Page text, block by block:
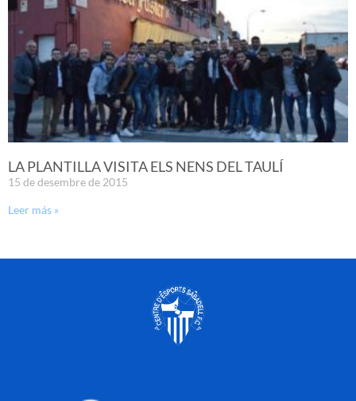
LA PLANTILLA VISITA ELS NENS DEL TAULÍ
15 de desembre de 2015
Leer más »